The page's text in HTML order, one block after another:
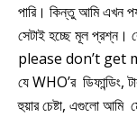
পারি। কিন্তু আমি এখন
সেটাই হচ্ছে মূল প্রশ্ন।
please don’t get
যে WHO’র ডিফান্ডিং,
হুয়ার চেষ্টা, এগুলো আমি